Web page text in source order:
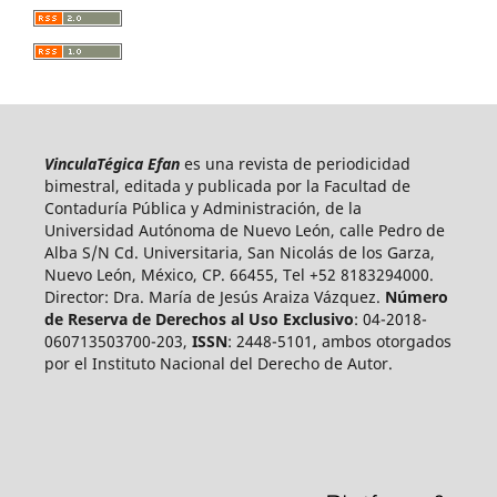
VinculaTégica Efanes una revista de periodicidad
bimestral, editada y publicada por la Facultad de
Contaduría Pública y Administración, de la
Universidad Autónoma de Nuevo León, calle Pedro de
Alba S/N Cd. Universitaria, San Nicolás de los Garza,
Nuevo León, México, CP. 66455, Tel +52 8183294000.
Director: Dra. María de Jesús Araiza Vázquez. Número
de Reserva de Derechos al Uso Exclusivo: 04-2018-
060713503700-203, ISSN: 2448-5101, ambos otorgados
por el Instituto Nacional del Derecho de Autor.